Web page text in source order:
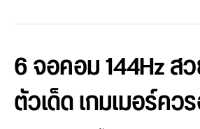
6 จอคอม 144Hz ส
ตัวเด็ด เกมเมอร์คว